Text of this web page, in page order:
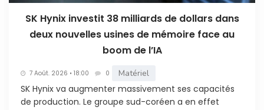
SK Hynix investit 38 milliards de dollars dans
deux nouvelles usines de mémoire face au
boom de l’IA
7 Août. 2026 • 18:00 0 Matériel
SK Hynix va augmenter massivement ses capacités
de production. Le groupe sud-coréen a en effet